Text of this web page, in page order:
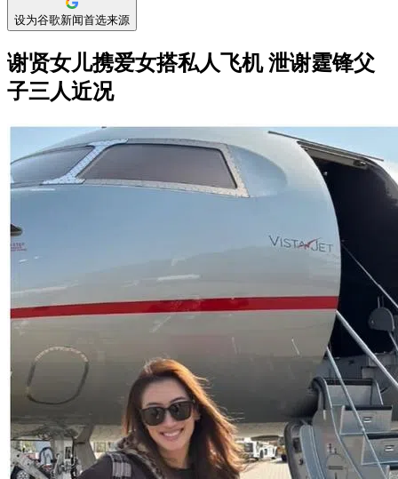
设为谷歌新闻首选来源
谢贤女儿携爱女搭私人飞机 泄谢霆锋父
子三人近况